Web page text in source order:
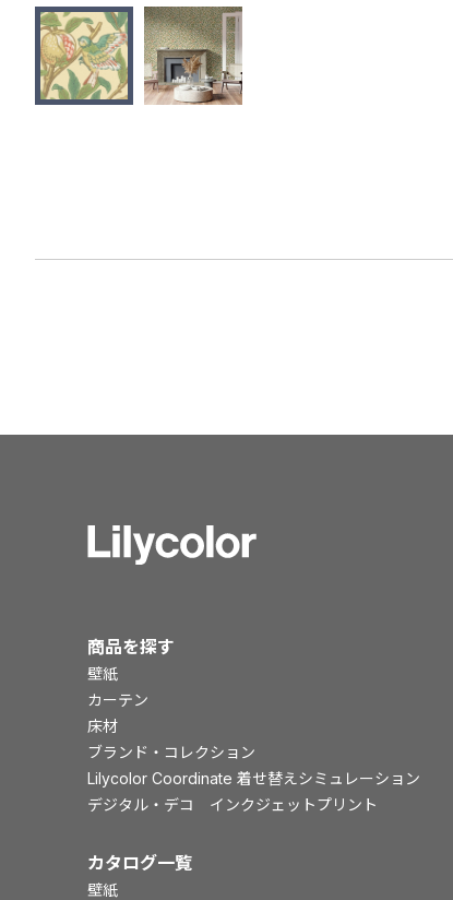
商品を探す
壁紙
カーテン
床材
ブランド・コレクション
Lilycolor Coordinate 着せ替えシミュレーション
デジタル・デコ インクジェットプリント
カタログ一覧
壁紙